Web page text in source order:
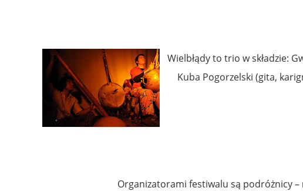
Wielbłądy to trio w składzie:
Kuba Pogorzelski (gita,
Organizatorami festiwalu są podróżnicy